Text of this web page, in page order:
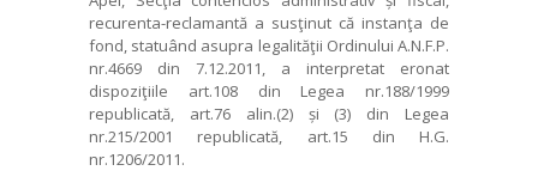
recurenta-reclamantă a susţinut că instanţa de
fond, statuând asupra legalităţii Ordinului A.N.F.P.
nr.4669 din 7.12.2011, a interpretat eronat
dispoziţiile art.108 din Legea nr.188/1999
republicată, art.76 alin.(2) și (3) din Legea
nr.215/2001 republicată, art.15 din H.G.
nr.1206/2011.